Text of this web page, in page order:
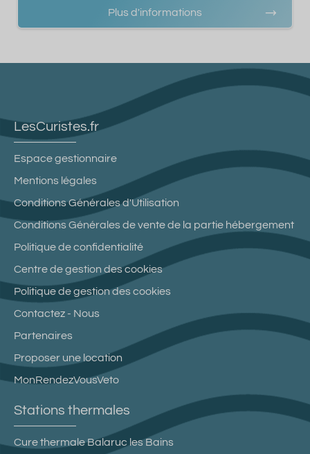
Plus d'informations
LesCuristes.fr
Espace gestionnaire
Mentions légales
Conditions Générales d'Utilisation
Conditions Générales de vente de la partie hébergement
Politique de confidentialité
Centre de gestion des cookies
Politique de gestion des cookies
Contactez - Nous
Partenaires
Proposer une location
MonRendezVousVeto
Stations thermales
Cure thermale Balaruc les Bains